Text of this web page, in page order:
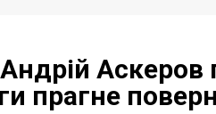
Аскеров
прагне